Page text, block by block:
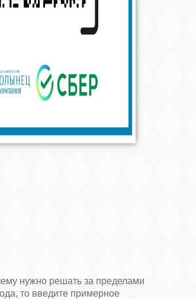
нужно решать за пределами
то введите примерное